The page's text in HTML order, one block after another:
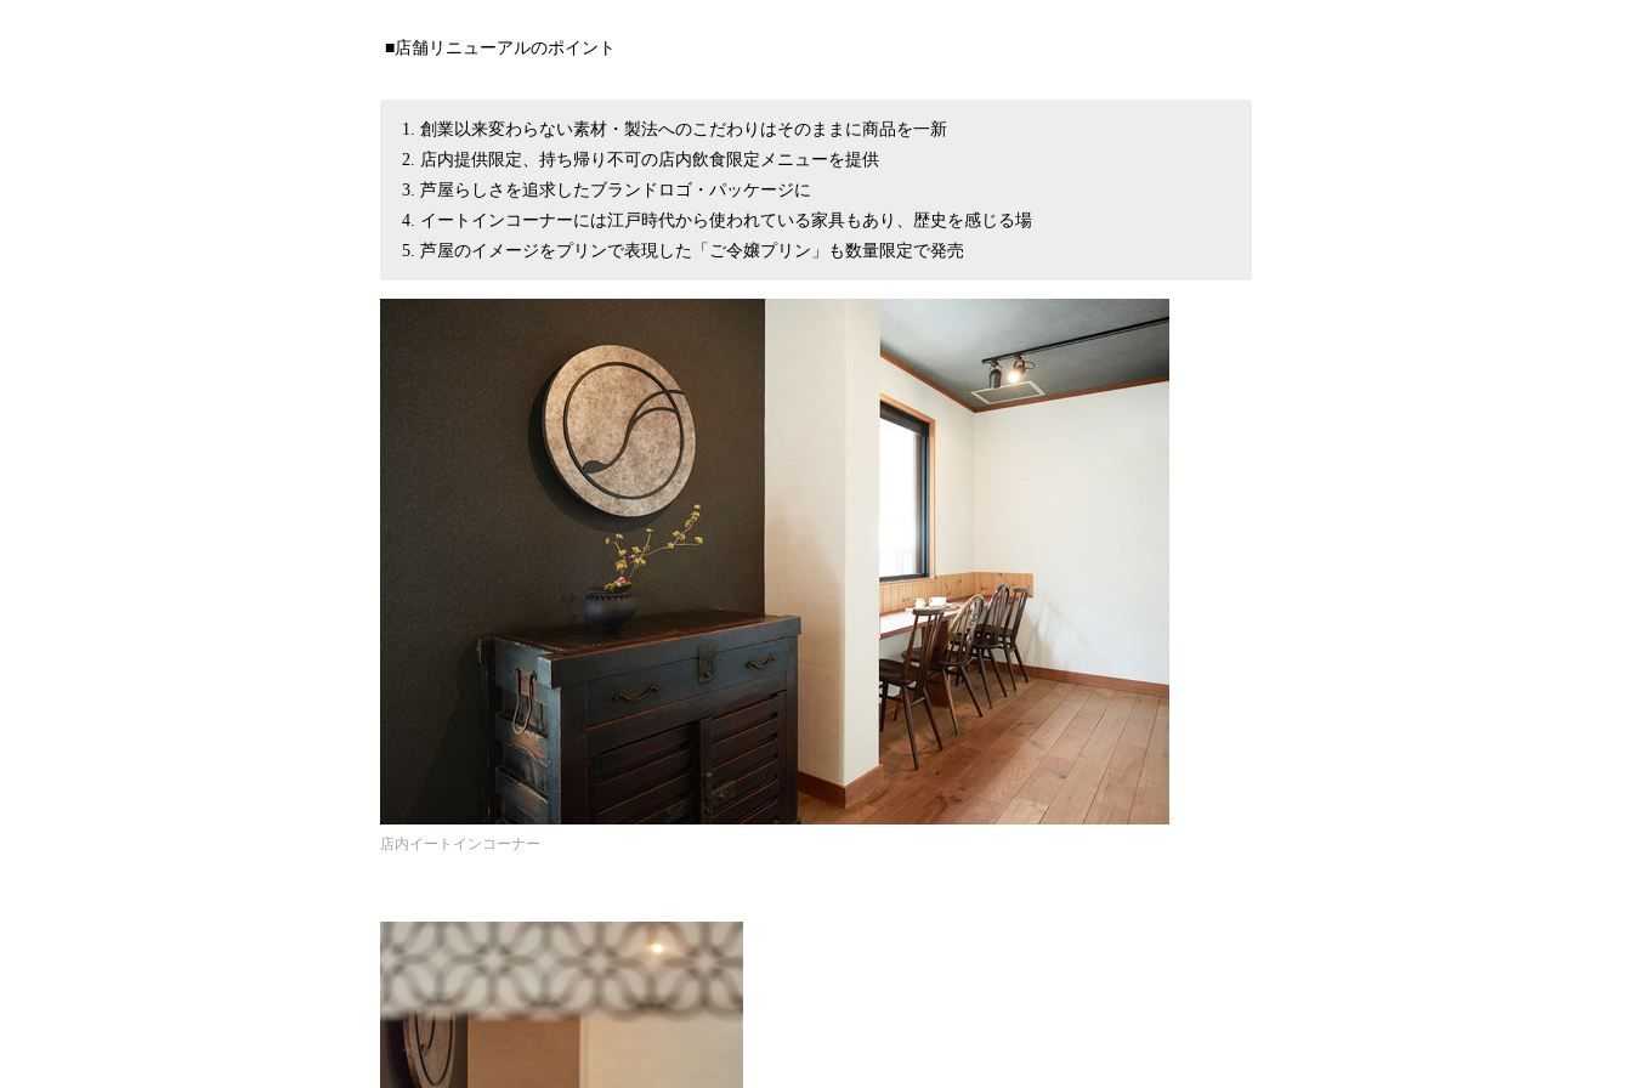
■店舗リニューアルのポイント
創業以来変わらない素材・製法へのこだわりはそのままに商品を一新
店内提供限定、持ち帰り不可の店内飲食限定メニューを提供
芦屋らしさを追求したブランドロゴ・パッケージに
イートインコーナーには江戸時代から使われている家具もあり、歴史を感じる場
芦屋のイメージをプリンで表現した「ご令嬢プリン」も数量限定で発売
店内イートインコーナー